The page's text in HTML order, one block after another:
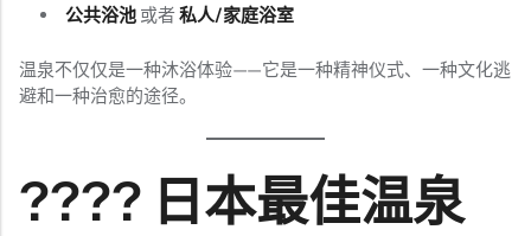
公共浴池 或者私人/家庭浴室
温泉不仅仅是一种沐浴体验——它是一种精神仪式、一种文化逃
避和一种治愈的途径。
???? 日本最佳温泉